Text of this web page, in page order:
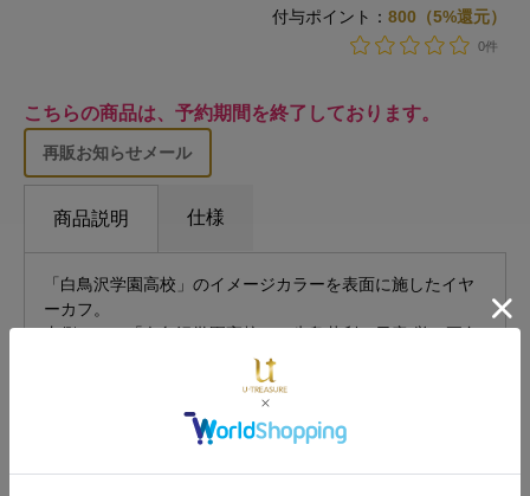
付与ポイント： 800（5%還元）
0件
こちらの商品は、予約期間を終了しております。
再販お知らせメール
商品説明 仕様
「白鳥沢学園高校」のイメージカラーを表面に施したイヤ
ーカフ。
内側には、「白鳥沢学園高校」の牛島若利、天童 覚、五色
工、白布賢二郎の4種類から、あなたが選んだいずれかのキ
ャラクターの名前を英語で刻印します。
さりげなく日常のファッションに取り入れられるよう、あ
えてシンプルなデザインに。